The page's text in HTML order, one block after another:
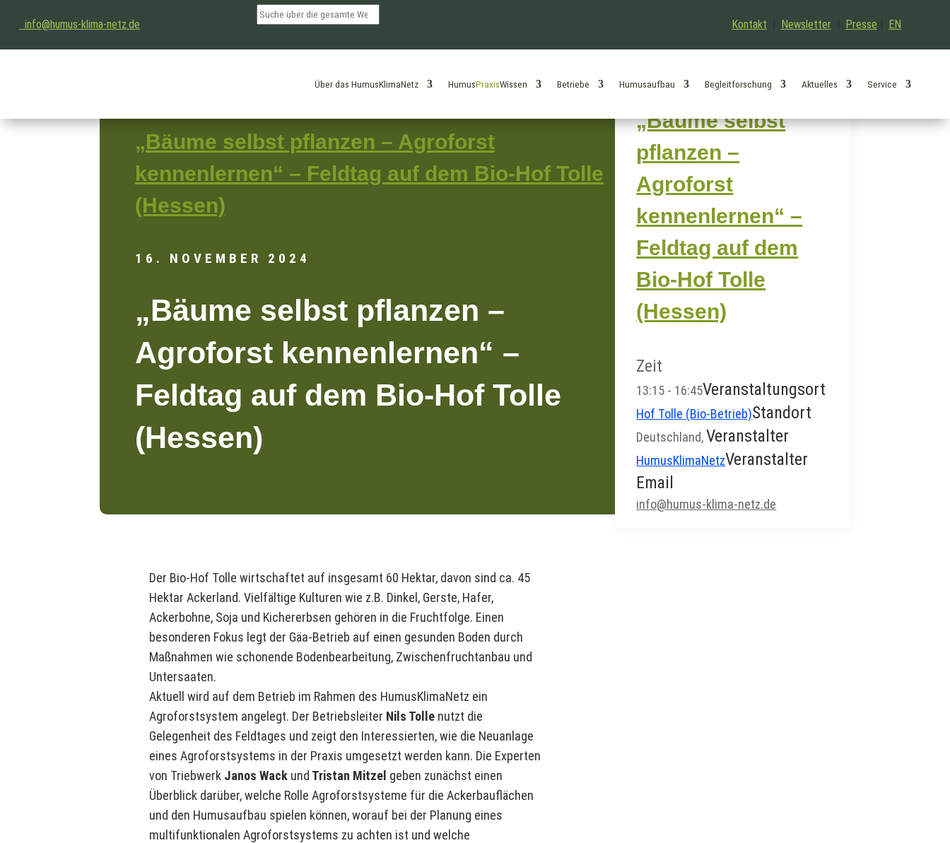
info@humus-klima-netz.de Kontakt Newsletter| Presse EN
Über das HumusKlimaNetz HumusPraxisWissen Betriebe Humusaufbau Begleitforschung Aktuelles Service
„Bäume selbst pflanzen – Agroforst
kennenlernen“ – Feldtag auf dem Bio-Hof Tolle
(Hessen)
16. NOVEMBER 2024
„Bäume selbst pflanzen –
Agroforst kennenlernen“ –
Feldtag auf dem Bio-Hof Tolle
(Hessen)
Der Bio-Hof Tolle wirtschaftet auf insgesamt 60 Hektar, davon sind ca. 45
Hektar Ackerland. Vielfältige Kulturen wie z.B. Dinkel, Gerste, Hafer,
Ackerbohne, Soja und Kichererbsen gehören in die Fruchtfolge. Einen
besonderen Fokus legt der Gäa-Betrieb auf einen gesunden Boden durch
Maßnahmen wie schonende Bodenbearbeitung, Zwischenfruchtanbau und
Untersaaten.
Aktuell wird auf dem Betrieb im Rahmen des HumusKlimaNetz ein
Agroforstsystem angelegt. Der Betriebsleiter Nils Tollenutzt die
Gelegenheit des Feldtages und zeigt den Interessierten, wie die Neuanlage
eines Agroforstsystems in der Praxis umgesetzt werden kann. Die Experten
von Triebwerk Janos Wackund Tristan Mitzel geben zunächst einen
Überblick darüber, welche Rolle Agroforstsysteme für die Ackerbauflächen
und den Humusaufbau spielen können, worauf bei der Planung eines
multifunktionalen Agroforstsystems zu achten ist und welche
„Bäume selbst
pflanzen –
Agroforst
kennenlernen“ –
Feldtag auf dem
Bio-Hof Tolle
(Hessen)
Zeit
13:15 - 16:45Veranstaltungsort
Hof Tolle (Bio-Betrieb)Standort
Deutschland, Veranstalter
HumusKlimaNetzVeranstalter
Email
info@humus-klima-netz.de